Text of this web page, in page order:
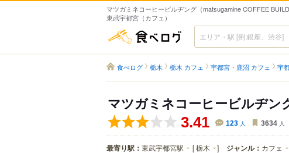
マツガミネコーヒービルヂング（matsugamine COFFEE
東武宇都宮（カフェ）
食べログ
食べログ 栃木 栃木 カフェ 宇都宮・鹿沼 カフェ 宇
マツガミネコーヒービルヂン
3.41 123 人 3634 人
最寄り駅： 東武宇都宮駅 [栃木 ] ジャンル： カフェ